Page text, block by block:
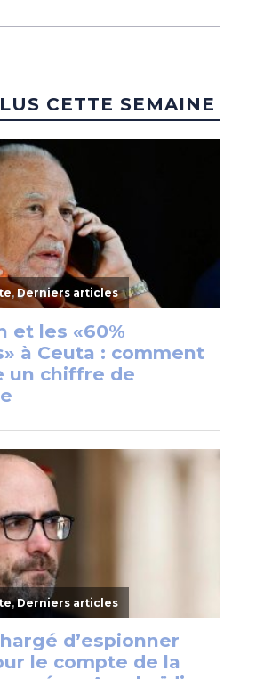
CETTE SEMAINE